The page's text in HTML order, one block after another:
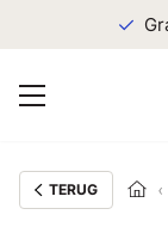
TERUG